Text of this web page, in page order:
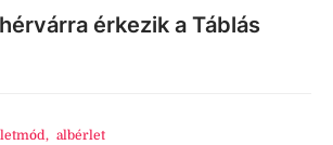
érkezik a Táblás
, albérlet